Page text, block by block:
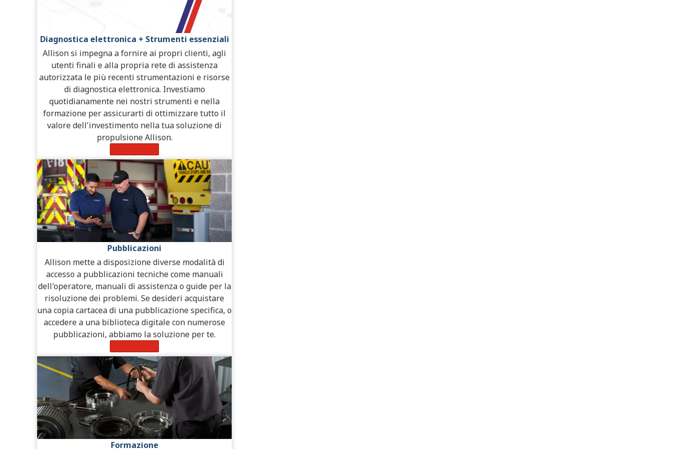
Diagnostica elettronica + Strumenti essenziali
Allison si impegna a fornire ai propri clienti, agli
utenti finali e alla propria rete di assistenza
autorizzata le più recenti strumentazioni e risorse
di diagnostica elettronica. Investiamo
quotidianamente nei nostri strumenti e nella
formazione per assicurarti di ottimizzare tutto il
valore dell'investimento nella tua soluzione di
propulsione Allison.
Pubblicazioni
Allison mette a disposizione diverse modalità di
accesso a pubblicazioni tecniche come manuali
dell'operatore, manuali di assistenza o guide per la
risoluzione dei problemi. Se desideri acquistare
una copia cartacea di una pubblicazione specifica, o
accedere a una biblioteca digitale con numerose
pubblicazioni, abbiamo la soluzione per te.
Formazione